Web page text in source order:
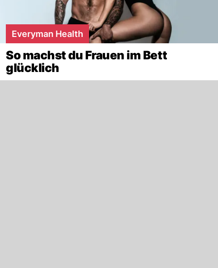
Everyman Health
So machst du Frauen im Bett
glücklich